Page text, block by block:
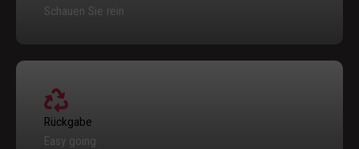
Schauen Sie rein
Rückgabe
Easy going